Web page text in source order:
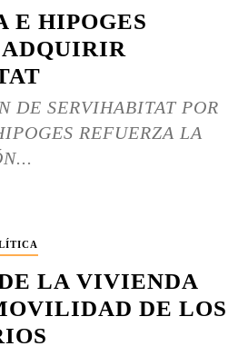
E HIPOGES
DE SERVIHABITAT POR
REFUERZA LA
LA VIVIENDA
DE LOS